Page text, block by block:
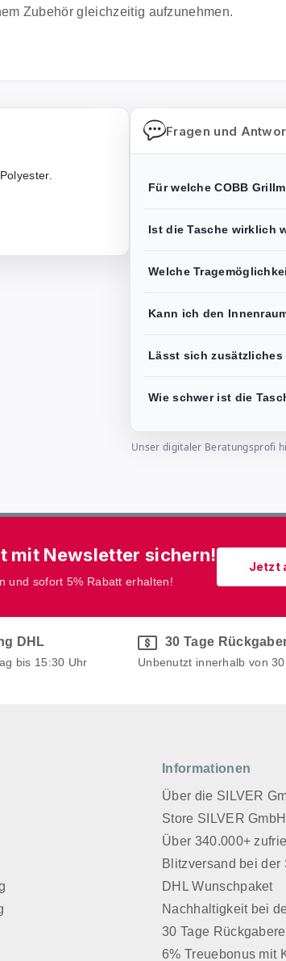
Zubehör gleichzeitig aufzunehmen.
Fragen und
Für welche COBB
Ist die Tasche wirklich
Welche
Kann ich den
Lässt sich zusätzliches
Wie schwer ist die
Unser digitaler Beratungsprofi
mit Newsletter sichern!
und sofort 5% Rabatt erhalten!
Jetzt
DHL
bis 15:30 Uhr
30 Tage
Unbenutzt innerhalb von
Informationen
Über die SILVER
Store SILVER GmbH
Über 340.000+
Blitzversand bei der
DHL Wunschpaket
Nachhaltigkeit bei
30 Tage
6% Treuebonus mit